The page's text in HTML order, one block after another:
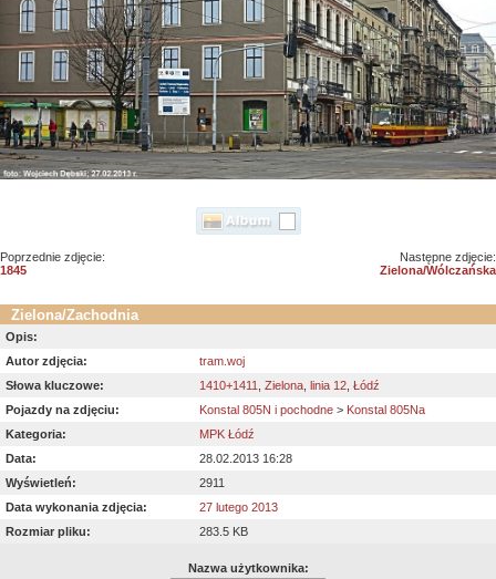
Poprzednie zdjęcie:
1845
Następne zdjęcie:
Zielona/Wólczańska
Zielona/Zachodnia
Opis:
Autor zdjęcia:
tram.woj
Słowa kluczowe:
1410+1411, Zielona, linia 12, Łódź
Pojazdy na zdjęciu:
Konstal 805N i pochodne > Konstal 805Na
Kategoria:
MPK Łódź
Data:
28.02.2013 16:28
Wyświetleń:
2911
Data wykonania zdjęcia:
27 lutego 2013
Rozmiar pliku:
283.5 KB
Nazwa użytkownika: